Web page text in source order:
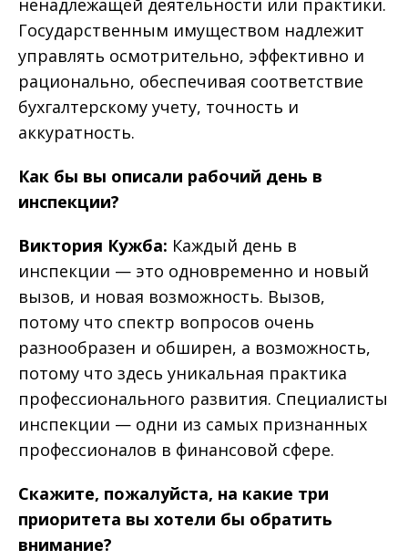
Государственным имуществом надлежит
управлять осмотрительно, эффективно и
рационально, обеспечивая соответствие
бухгалтерскому учету, точность и
аккуратность.
Как бы вы описали рабочий день в
инспекции?
Виктория Кужба: Каждый день в
инспекции — это одновременно и новый
вызов, и новая возможность. Вызов,
потому что спектр вопросов очень
разнообразен и обширен, а возможность,
потому что здесь уникальная практика
профессионального развития. Специалисты
инспекции — одни из самых признанных
профессионалов в финансовой сфере.
Скажите, пожалуйста, на какие три
приоритета вы хотели бы обратить
внимание?